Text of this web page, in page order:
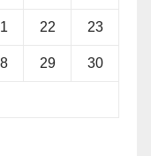
22 23
29 30